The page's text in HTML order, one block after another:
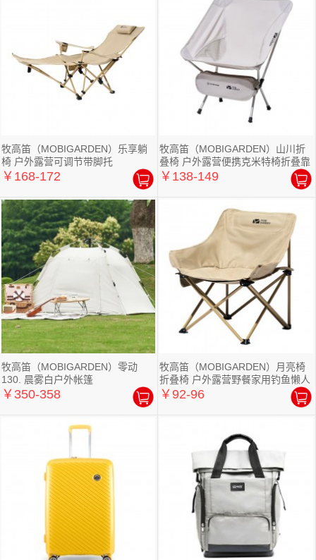
牧高笛（MOBIGARDEN）乐享躺
椅 户外露营可调节带脚托
￥168-172
牧高笛（MOBIGARDEN）山川折
叠椅 户外露营便携克米特椅折叠靠
背
￥138-149
牧高笛（MOBIGARDEN）零动
130. 晨雾白户外帐篷
￥350-358
牧高笛（MOBIGARDEN）月亮椅
折叠椅 户外露营野餐家用钓鱼懒人
椅
￥92-96